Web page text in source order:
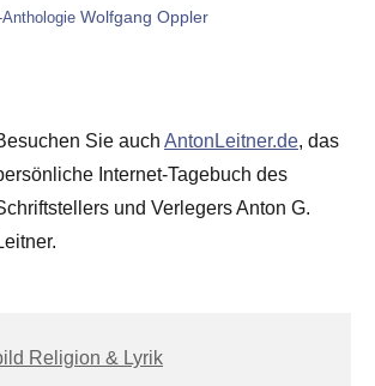
Wolfgang Oppler
Sie auch AntonLeitner.de, das
Internet-Tagebuch des
und Verlegers Anton G.